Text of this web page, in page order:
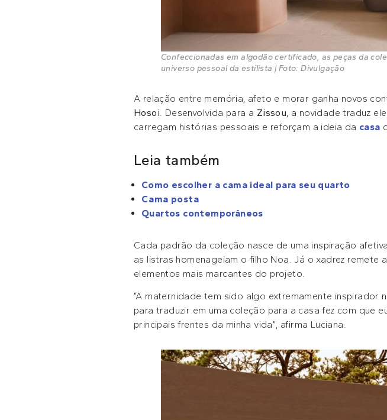
Confeccionadas em algodão certificado, as peças da
universo pessoal da estilista | Foto: Divulgação
A relação entre memória, afeto e morar ganha novos
Hosoi . Desenvolvida para a Zissou , a novidade traduz
carregam histórias pessoais e reforçam a ideia da casa
Leia também
Como escolher a cama ideal para seu quarto
Cama posta
Quartos contemporâneos
Cada padrão da coleção nasce de uma inspiração
as listras homenageiam o filho Noa. Já o xadrez
elementos mais marcantes do projeto.
“A maternidade tem sido algo extremamente inspirador
para traduzir em uma coleção para a casa fez com que
principais frentes da minha vida”, afirma Luciana.